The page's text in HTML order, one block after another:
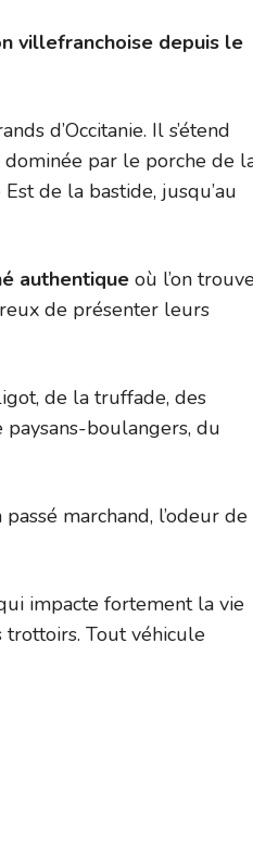
villefranchoise depuis le
d’Occitanie. Il s’étend
dominée par le porche de
de la bastide, jusqu’au
authentique où l’on trouve
de présenter leurs
de la truffade, des
paysans-boulangers, du
marchand, l’odeur de
impacte fortement la vie
Tout véhicule